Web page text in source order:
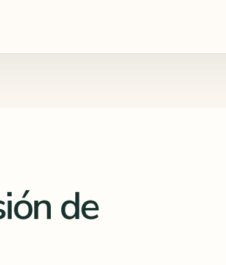
de